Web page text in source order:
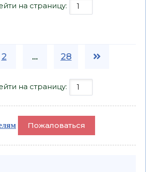
на страницу:
2 ... 28
на страницу:
Пожаловаться